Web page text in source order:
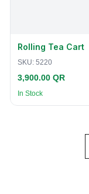
Rolling Tea Cart
SKU: 5220
3,900.00 QR
In Stock